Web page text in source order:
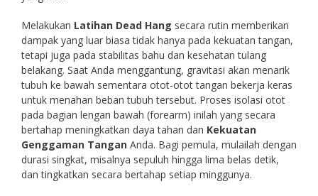
Melakukan Latihan Dead Hang secara rutin memberikan
dampak yang luar biasa tidak hanya pada kekuatan tangan,
tetapi juga pada stabilitas bahu dan kesehatan tulang
belakang. Saat Anda menggantung, gravitasi akan menarik
tubuh ke bawah sementara otot-otot tangan bekerja keras
untuk menahan beban tubuh tersebut. Proses isolasi otot
pada bagian lengan bawah (forearm) inilah yang secara
bertahap meningkatkan daya tahan dan Kekuatan
Genggaman Tangan Anda. Bagi pemula, mulailah dengan
durasi singkat, misalnya sepuluh hingga lima belas detik,
dan tingkatkan secara bertahap setiap minggunya.